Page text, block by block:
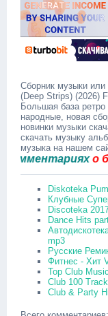
Сборник музыки
(Deep Strips) (2026)
Большая база ретро
народные, новая
новинки музыки
скачать музыку
музыка на нашем
о
Diskoteka
Клубные
Discoteka
Dance Hits
mp3
Русские
Фитнес - Хит
Top Club
Club 100
Club & Party